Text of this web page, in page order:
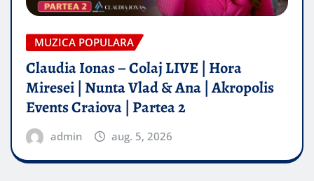
MUZICA POPULARA
Claudia Ionas – Colaj LIVE | Hora
Miresei | Nunta Vlad & Ana | Akropolis
Events Craiova | Partea 2
admin aug. 5, 2026